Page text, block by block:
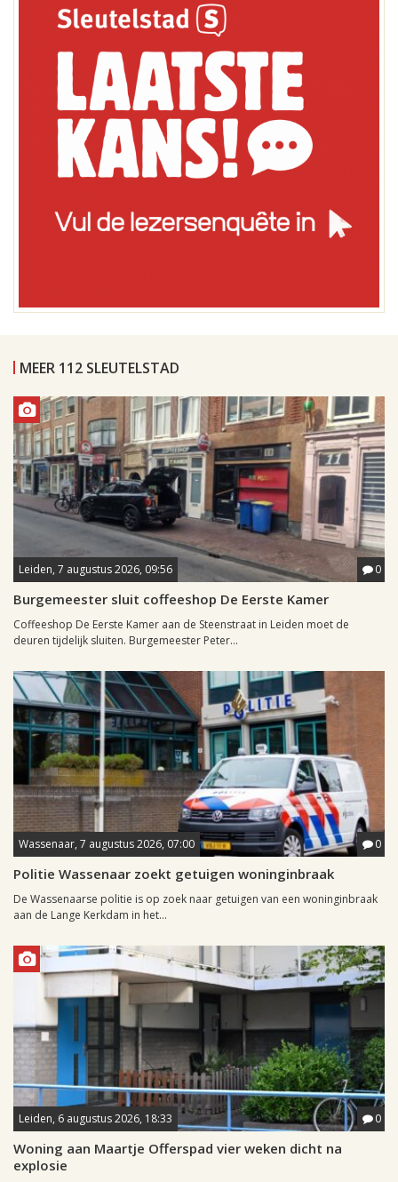
MEER 112 SLEUTELSTAD
Leiden, 7 augustus 2026, 09:56 0
Burgemeester sluit coffeeshop De Eerste Kamer
Coffeeshop De Eerste Kamer aan de Steenstraat in Leiden moet de
deuren tijdelijk sluiten. Burgemeester Peter...
Wassenaar, 7 augustus 2026, 07:00 0
Politie Wassenaar zoekt getuigen woninginbraak
De Wassenaarse politie is op zoek naar getuigen van een woninginbraak
aan de Lange Kerkdam in het...
Leiden, 6 augustus 2026, 18:33 0
Woning aan Maartje Offerspad vier weken dicht na
explosie